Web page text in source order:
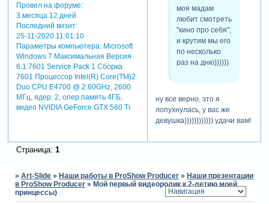
Провел на форуме:
3 месяца 12 дней
Последний визит:
25-11-2020 11:01:10
Параметры компьютера:Microsoft
Windows 7 Максимальная Версия
6.1.7601 Service Pack 1 Сборка
7601 Процессор Intel(R) Core(TM)2
Duo CPU E4700 @ 2.60GHz, 2600
МГц, ядер: 2, опер.память 4ГБ,
видео NVIDIA GeForce GTX 560 Ti
моя мадам
любит смотреть
"кино про себя",
и крутим мы его
по несколько
раз на дню))))))
ну все верно, это я
лопухнулась, у вас же
девушка)))))))))))) удачи вам!
Страница: 1
»Art-Slide »Наши работы в ProShow Producer »Наши презентации
в ProShow Producer »Мой первый видеоролик к 2-летию моей
принцессы)